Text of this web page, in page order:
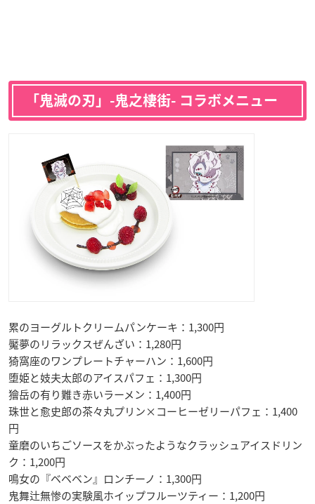
「鬼滅の刃」-鬼之棲街- コラボメニュー
累のヨーグルトクリームパンケーキ：1,300円
魘夢のリラックスぜんざい：1,280円
猗窩座のワンプレートチャーハン：1,600円
堕姫と妓夫太郎のアイスパフェ：1,300円
獪岳の有り難き赤いラーメン：1,400円
珠世と愈史郎の茶々丸プリン×コーヒーゼリーパフェ：1,400
円
童磨のいちごソースをかぶったようなクラッシュアイスドリン
ク：1,200円
鳴女の『ベベベン』ロンチーノ：1,300円
鬼舞辻無惨の実験風ホイップフルーツティー：1,200円